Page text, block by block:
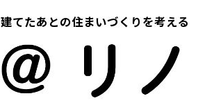
建てたあとの住まいづくりを考える